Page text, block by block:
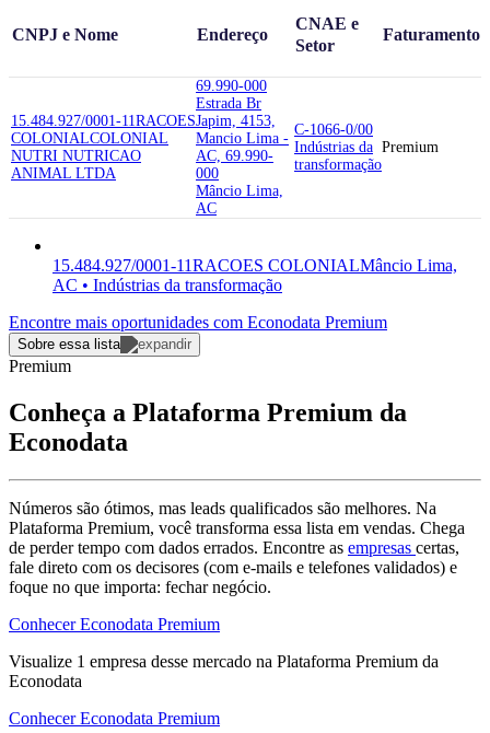
CNPJ e Nome Endereço
CNAE e
Setor
Faturamento
15.484.927/0001-11RACOES
COLONIALCOLONIAL
NUTRI NUTRICAO
ANIMAL LTDA
69.990-000
Estrada Br
Japim, 4153,
Mancio Lima -
AC, 69.990-
000
Mâncio Lima,
AC
C-1066-0/00
Indústrias da
transformação
Premium
15.484.927/0001-11RACOES COLONIALMâncio Lima,
AC • Indústrias da transformação
Encontre mais oportunidades com Econodata Premium
Sobre essa lista
Premium
Conheça a Plataforma Premium da
Econodata
Números são ótimos, mas leads qualificados são melhores. Na
Plataforma Premium, você transforma essa lista em vendas. Chega
de perder tempo com dados errados. Encontre as empresas certas,
fale direto com os decisores (com e-mails e telefones validados) e
foque no que importa: fechar negócio.
Conhecer Econodata Premium
Visualize 1 empresa desse mercado na Plataforma Premium da
Econodata
Conhecer Econodata Premium